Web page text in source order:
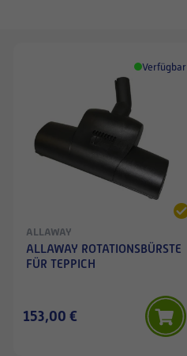
Verfügbar
ALLAWAY
ALLAWAY ROTATIONSBÜRSTE
FÜR TEPPICH
153,00 €